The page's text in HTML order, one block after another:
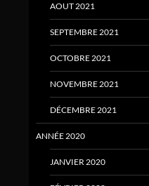
AOUT 2021
SEPTEMBRE 2021
OCTOBRE 2021
NOVEMBRE 2021
DÉCEMBRE 2021
ANNÉE 2020
JANVIER 2020